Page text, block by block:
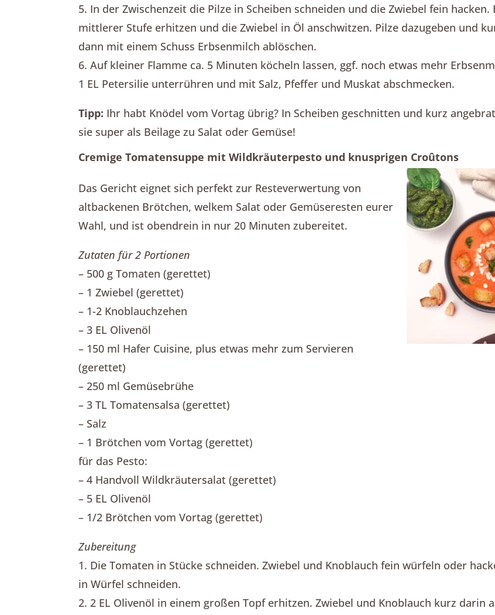
5. In der Zwischenzeit die Pilze in Scheiben schneiden und die Zwiebel fein hacken.
mittlerer Stufe erhitzen und die Zwiebel in Öl anschwitzen. Pilze dazugeben und
dann mit einem Schuss Erbsenmilch ablöschen.
6. Auf kleiner Flamme ca. 5 Minuten köcheln lassen, ggf. noch etwas mehr
1 EL Petersilie unterrühren und mit Salz, Pfeffer und Muskat abschmecken.
Tipp: Ihr habt Knödel vom Vortag übrig? In Scheiben geschnitten und kurz
sie super als Beilage zu Salat oder Gemüse!
Cremige Tomatensuppe mit Wildkräuterpesto und knusprigen Croûtons
Das Gericht eignet sich perfekt zur Resteverwertung von
altbackenen Brötchen, welkem Salat oder Gemüseresten eurer
Wahl, und ist obendrein in nur 20 Minuten zubereitet.
Zutaten für 2 Portionen
– 500 g Tomaten (gerettet)
– 1 Zwiebel (gerettet)
– 1-2 Knoblauchzehen
– 3 EL Olivenöl
– 150 ml Hafer Cuisine, plus etwas mehr zum Servieren
(gerettet)
– 250 ml Gemüsebrühe
– 3 TL Tomatensalsa (gerettet)
– Salz
– 1 Brötchen vom Vortag (gerettet)
für das Pesto:
– 4 Handvoll Wildkräutersalat (gerettet)
– 5 EL Olivenöl
– 1/2 Brötchen vom Vortag (gerettet)
Zubereitung
1. Die Tomaten in Stücke schneiden. Zwiebel und Knoblauch fein würfeln oder
in Würfel schneiden.
2. 2 EL Olivenöl in einem großen Topf erhitzen. Zwiebel und Knoblauch kurz darin